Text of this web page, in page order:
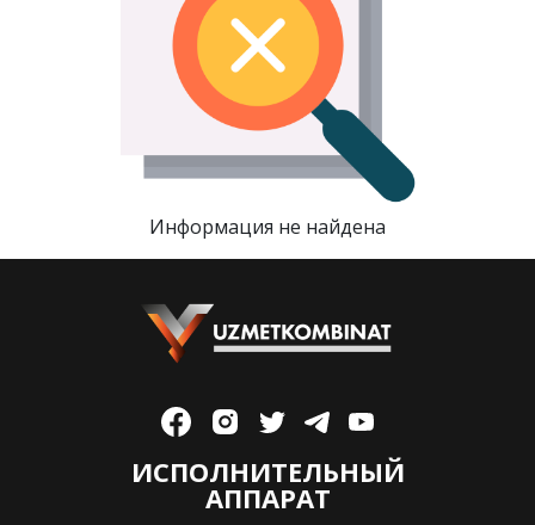
Информация не найдена
ИСПОЛНИТЕЛЬНЫЙ
АППАРАТ